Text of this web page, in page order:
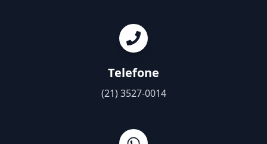
Telefone
(21) 3527-0014